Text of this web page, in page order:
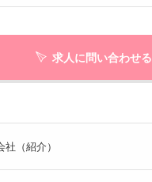
求人に問い合わせる
（紹介）